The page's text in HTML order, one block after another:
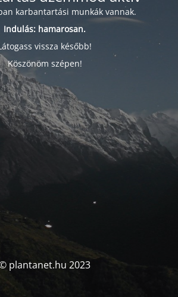
karbantartási munkák vannak.
Indulás: hamarosan.
vissza később!
Köszönöm szépen!
plantanet.hu 2023